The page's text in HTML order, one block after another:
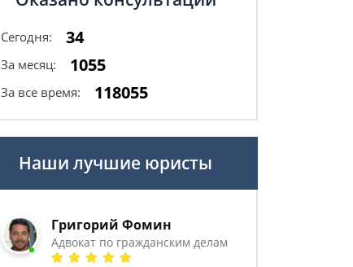
Сегодня: 34
За месяц: 1055
За все время: 118055
Наши лучшие юристы
Григорий Фомин
Адвокат по гражданским делам